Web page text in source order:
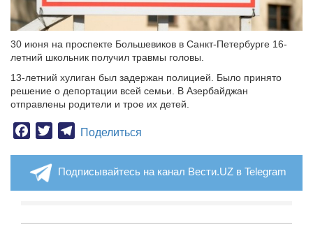
30 июня на проспекте Большевиков в Санкт-Петербурге 16-
летний школьник получил травмы головы.
13-летний хулиган был задержан полицией. Было принято
решение о депортации всей семьи. В Азербайджан
отправлены родители и трое их детей.
Facebook
TwitterTelegram
Поделиться
Подписывайтесь на канал Вести.UZ в Telegram